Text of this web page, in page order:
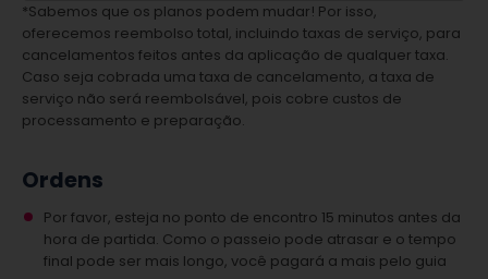
*Sabemos que os planos podem mudar! Por isso,
oferecemos reembolso total, incluindo taxas de serviço, para
cancelamentos feitos antes da aplicação de qualquer taxa.
Caso seja cobrada uma taxa de cancelamento, a taxa de
serviço não será reembolsável, pois cobre custos de
processamento e preparação.
Ordens
Por favor, esteja no ponto de encontro 15 minutos antes da
hora de partida. Como o passeio pode atrasar e o tempo
final pode ser mais longo, você pagará a mais pelo guia